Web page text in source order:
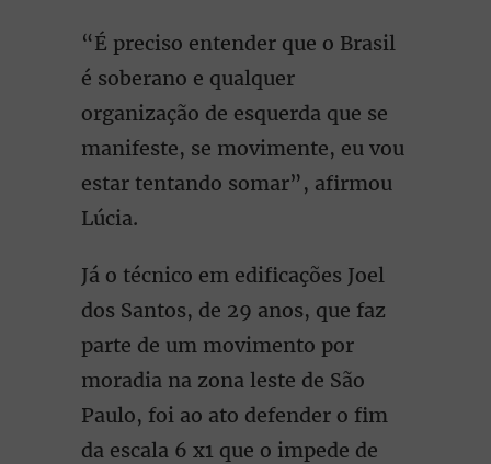
“É preciso entender que o Brasil
é soberano e qualquer
organização de esquerda que se
manifeste, se movimente, eu vou
estar tentando somar”, afirmou
Lúcia.
Já o técnico em edificações Joel
dos Santos, de 29 anos, que faz
parte de um movimento por
moradia na zona leste de São
Paulo, foi ao ato defender o fim
da escala 6 x1 que o impede de